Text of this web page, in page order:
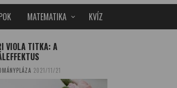
MATEMATIKA KVÍZ
VIOLA TITKA: A
2021/11/21